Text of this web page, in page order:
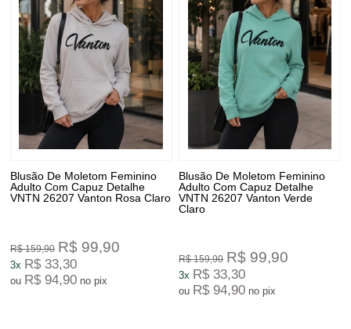
Blusão De Moletom Feminino
Adulto Com Capuz Detalhe
VNTN 26207 Vanton Rosa Claro
R$ 159,90 R$ 99,90
3x R$ 33,30
ou R$ 94,90 no pix
Blusão De Moletom Feminino
Adulto Com Capuz Detalhe
VNTN 26207 Vanton Verde
Claro
R$ 159,90 R$ 99,90
3x R$ 33,30
ou R$ 94,90 no pix